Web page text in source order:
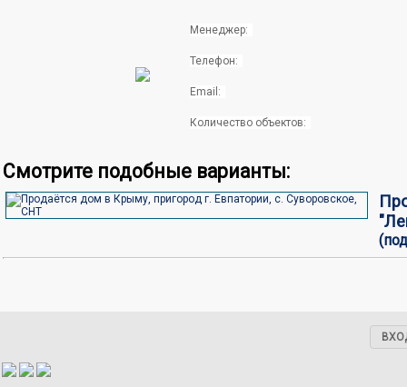
Менеджер:
Телефон:
Email:
Количество объектов:
Смотрите подобные варианты: